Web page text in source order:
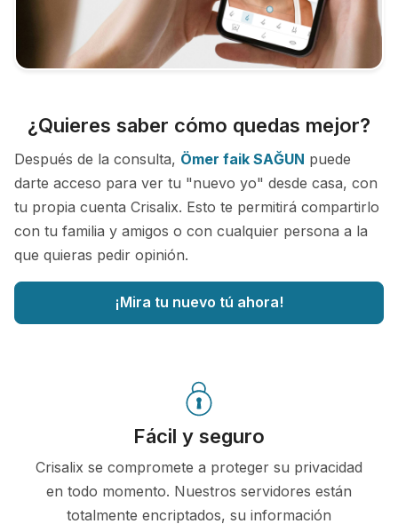
¿Quieres saber cómo quedas mejor?
Después de la consulta, Ömer faik SAĞUN puede
darte acceso para ver tu "nuevo yo" desde casa, con
tu propia cuenta Crisalix. Esto te permitirá compartirlo
con tu familia y amigos o con cualquier persona a la
que quieras pedir opinión.
¡Mira tu nuevo tú ahora!
Fácil y seguro
Crisalix se compromete a proteger su privacidad
en todo momento. Nuestros servidores están
totalmente encriptados, su información